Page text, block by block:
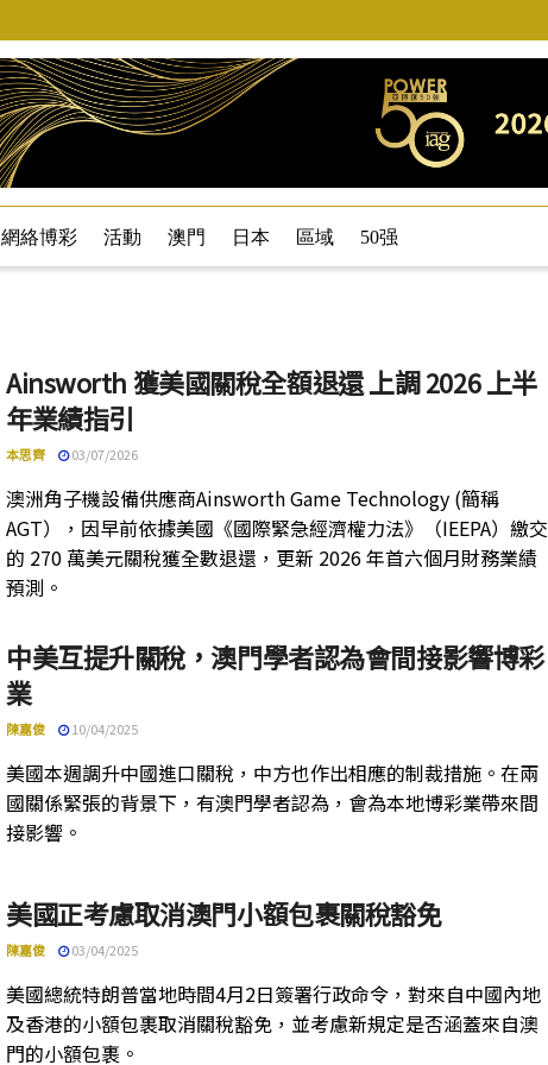
網絡博彩 活動 澳門 日本 區域 50强
Ainsworth 獲美國關稅全額退還 上調 2026 上半
年業績指引
本思齊 03/07/2026
澳洲角子機設備供應商Ainsworth Game Technology (簡稱
AGT），因早前依據美國《國際緊急經濟權力法》（IEEPA）繳交
的 270 萬美元關稅獲全數退還，更新 2026 年首六個月財務業績
預測。
中美互提升關稅，澳門學者認為會間接影響博彩
業
陳嘉俊 10/04/2025
美國本週調升中國進口關稅，中方也作出相應的制裁措施。在兩
國關係緊張的背景下，有澳門學者認為，會為本地博彩業帶來間
接影響。
美國正考慮取消澳門小額包裹關稅豁免
陳嘉俊 03/04/2025
美國總統特朗普當地時間4月2日簽署行政命令，對來自中國內地
及香港的小額包裹取消關稅豁免，並考慮新規定是否涵蓋來自澳
門的小額包裹。